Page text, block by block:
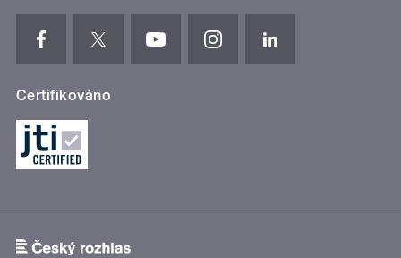
Certifikováno